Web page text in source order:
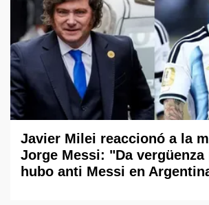
Javier Milei reaccionó a la
Jorge Messi: "Da vergüenza
hubo anti Messi en